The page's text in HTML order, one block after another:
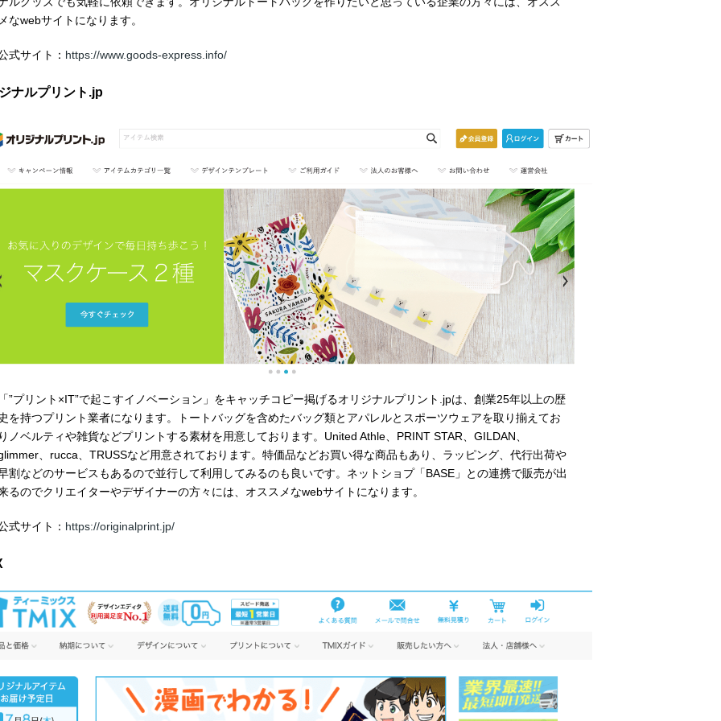
なwebサイトになります。
式サイト： https://www.goods-express.info/
ナルプリント.jp
”プリント ×IT”で起こすイノベーション」をキャッチコピー掲げるオリジナルプリント .jpは、創業25年以上の歴
を持つプリント業者になります。トートバッグを含めたバッグ類とアパレルとスポーツウェアを取り揃えてお
ノベルティや雑貨などプリントする素材を用意しております。 United Athle、 PRINT STAR GILDAN
、 rucca TRUSSなど用意されております。特価品などお買い得な商品もあり、ラッピング、代行出荷や
割などのサービスもあるので並行して利用してみるのも良いです。ネットショプ「BASE」との連携で販売が出
るのでクリエイターやデザイナーの方々には、オススメなwebサイトになります。
式サイト： https://originalprint.jp/